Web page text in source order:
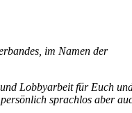
im Namen der
Lobbyarbeit für Euch
sprachlos aber